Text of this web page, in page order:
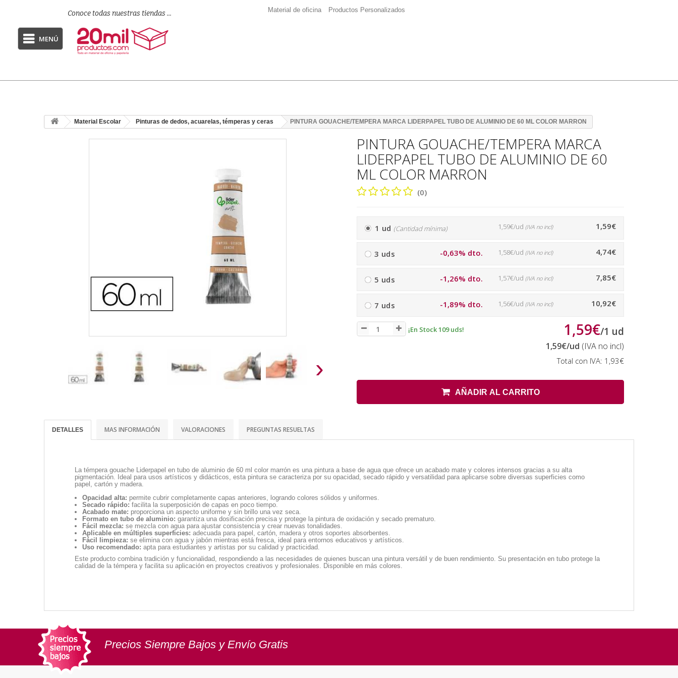
Conoce todas nuestras tiendas ... Material de oficina Productos Personalizados
MENÚ
Material Escolar Pinturas de dedos, acuarelas, témperas y ceras PINTURA GOUACHE/TEMPERA MARCA LIDERPAPEL TUBO DE ALUMINIO DE 60 ML COLOR MARRON
›
PINTURA GOUACHE/TEMPERA MARCA
LIDERPAPEL TUBO DE ALUMINIO DE 60
ML COLOR MARRON
(0)
1 ud (Cantidad mínima) 1,59€
1,59€/ud (IVA no incl)
3 uds -0,63% dto. 4,74€
1,58€/ud (IVA no incl)
5 uds -1,26% dto. 7,85€
1,57€/ud (IVA no incl)
7 uds -1,89% dto. 10,92€
1,56€/ud (IVA no incl)
¡En Stock 109 uds! 1,59€/1 ud
1,59€/ud (IVA no incl)
Total con IVA: 1,93€
AÑADIR AL CARRITO
DETALLES MAS INFORMACIÓN VALORACIONES PREGUNTAS RESUELTAS
La témpera gouache Liderpapel en tubo de aluminio de 60 ml color marrón es una pintura a base de agua que ofrece un acabado mate y colores intensos gracias a su alta
pigmentación. Ideal para usos artísticos y didácticos, esta pintura se caracteriza por su opacidad, secado rápido y versatilidad para aplicarse sobre diversas superficies como
papel, cartón y madera.
Opacidad alta: permite cubrir completamente capas anteriores, logrando colores sólidos y uniformes.
Secado rápido: facilita la superposición de capas en poco tiempo.
Acabado mate: proporciona un aspecto uniforme y sin brillo una vez seca.
Formato en tubo de aluminio: garantiza una dosificación precisa y protege la pintura de oxidación y secado prematuro.
Fácil mezcla: se mezcla con agua para ajustar consistencia y crear nuevas tonalidades.
Aplicable en múltiples superficies: adecuada para papel, cartón, madera y otros soportes absorbentes.
Fácil limpieza: se elimina con agua y jabón mientras está fresca, ideal para entornos educativos y artísticos.
Uso recomendado: apta para estudiantes y artistas por su calidad y practicidad.
Este producto combina tradición y funcionalidad, respondiendo a las necesidades de quienes buscan una pintura versátil y de buen rendimiento. Su presentación en tubo protege la
calidad de la témpera y facilita su aplicación en proyectos creativos y profesionales. Disponible en más colores.
Precios Siempre Bajos y Envío Gratis